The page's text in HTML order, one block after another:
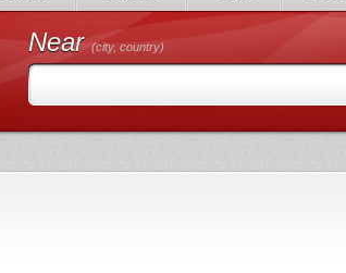
Near(city, country)